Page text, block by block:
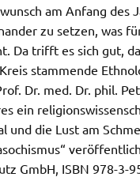
am Anfang des
zu setzen, was
Da trifft es sich gut,
stammende
Dr. med. Dr. phil.
ein
und die Lust am
GmbH, ISBN 978-3-